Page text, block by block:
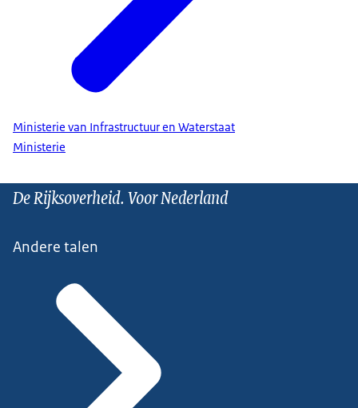
Ministerie van Infrastructuur en Waterstaat
Ministerie
De Rijksoverheid. Voor Nederland
Andere talen